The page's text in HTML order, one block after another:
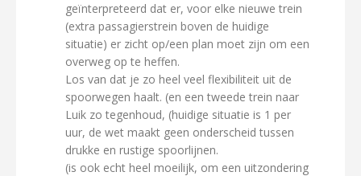
geïnterpreteerd dat er, voor elke nieuwe trein
(extra passagierstrein boven de huidige
situatie) er zicht op/een plan moet zijn om een
overweg op te heffen.
Los van dat je zo heel veel flexibiliteit uit de
spoorwegen haalt. (en een tweede trein naar
Luik zo tegenhoud, (huidige situatie is 1 per
uur, de wet maakt geen onderscheid tussen
drukke en rustige spoorlijnen.
(is ook echt heel moeilijk, om een uitzondering